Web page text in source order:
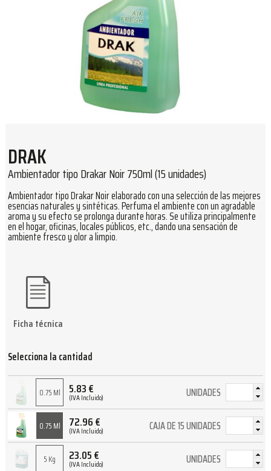
DRAK
Ambientador tipo Drakar Noir 750ml (15 unidades)
Ambientador tipo Drakar Noir elaborado con una selección de las mejores
esencias naturales y sintéticas. Perfuma el ambiente con un agradable
aroma y su efecto se prolonga durante horas. Se utiliza principalmente
en el hogar, oficinas, locales públicos, etc., dando una sensación de
ambiente fresco y olor a limpio.
Selecciona la cantidad
0.75 Ml 5.83€
(IVA Incluido) UNIDADES
0.75 Ml 72.96€
(IVA Incluido) CAJA DE 15 UNIDADES
5 Kg 23.05€
(IVA Incluido) UNIDADES
Ficha técnica